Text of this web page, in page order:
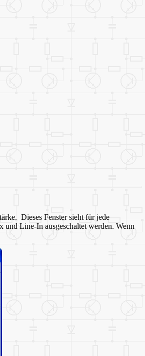
Dieses Fenster sieht für jede
und Line-In ausgeschaltet werden. Wenn